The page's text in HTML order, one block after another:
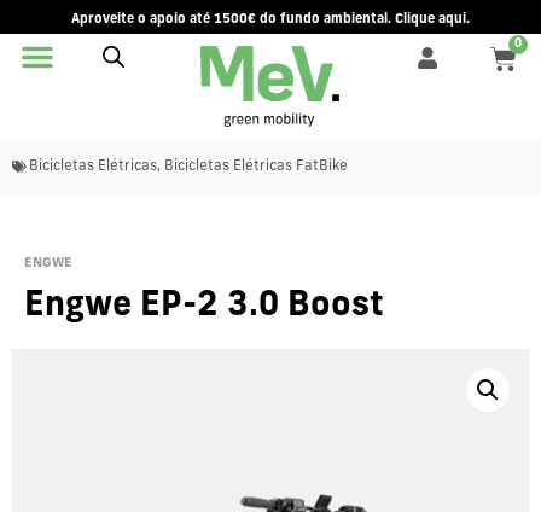
Aproveite o apoio até 1500€ do fundo ambiental. Clique aqui.
0
Bicicletas Elétricas, Bicicletas Elétricas FatBike
ENGWE
Engwe EP-2 3.0 Boost